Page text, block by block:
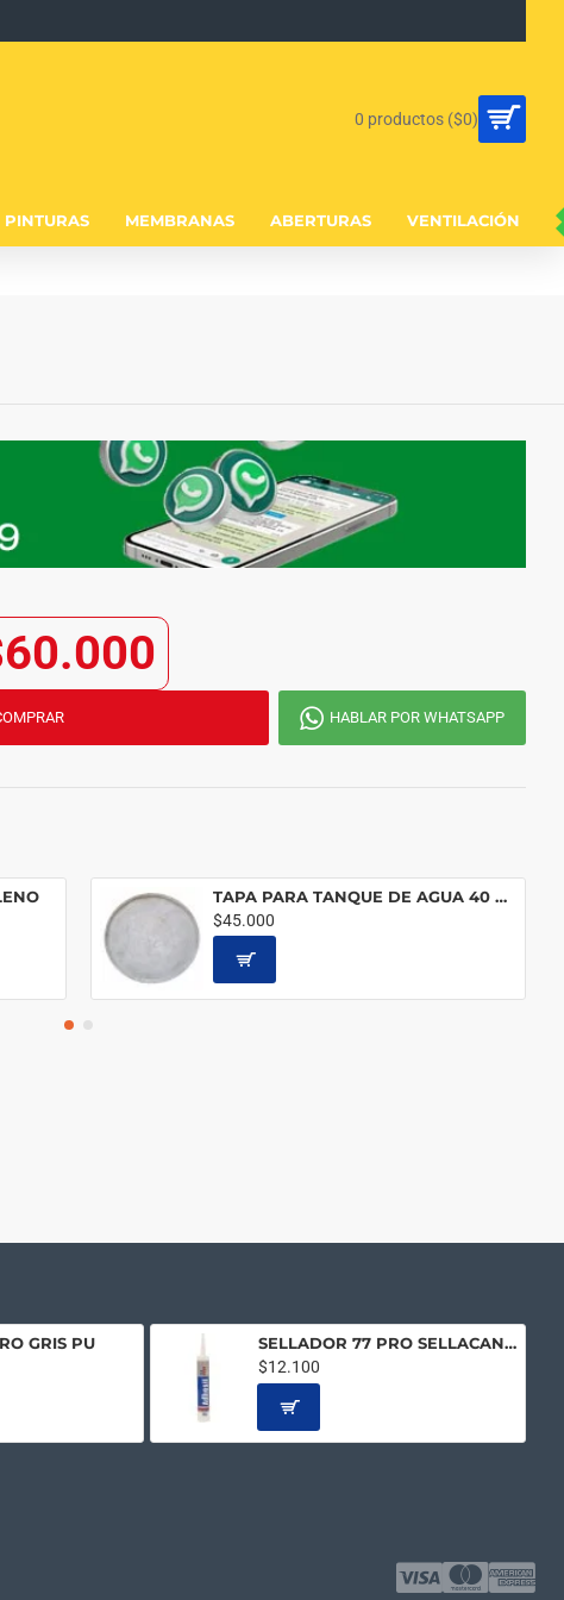
0 productos ($0)
PINTURAS MEMBRANAS ABERTURAS VENTILACIÓN
HABLAR POR WHATSAPP
TAPA PARA TANQUE DE AGUA 40 CM.
$45.000
GRIS PU
SELLADOR 77 PRO SELLACANALETA
$12.100